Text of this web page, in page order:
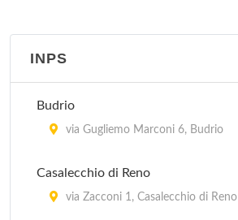
via Porrettana 216, Sasso Marconi
INPS
Budrio
via Gugliemo Marconi 6, Budrio
Casalecchio di Reno
via Zacconi 1, Casalecchio di Reno